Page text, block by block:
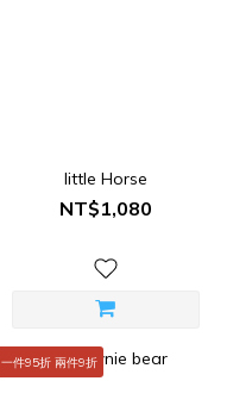
little Horse
NT$1,080
一件95折 兩件9折